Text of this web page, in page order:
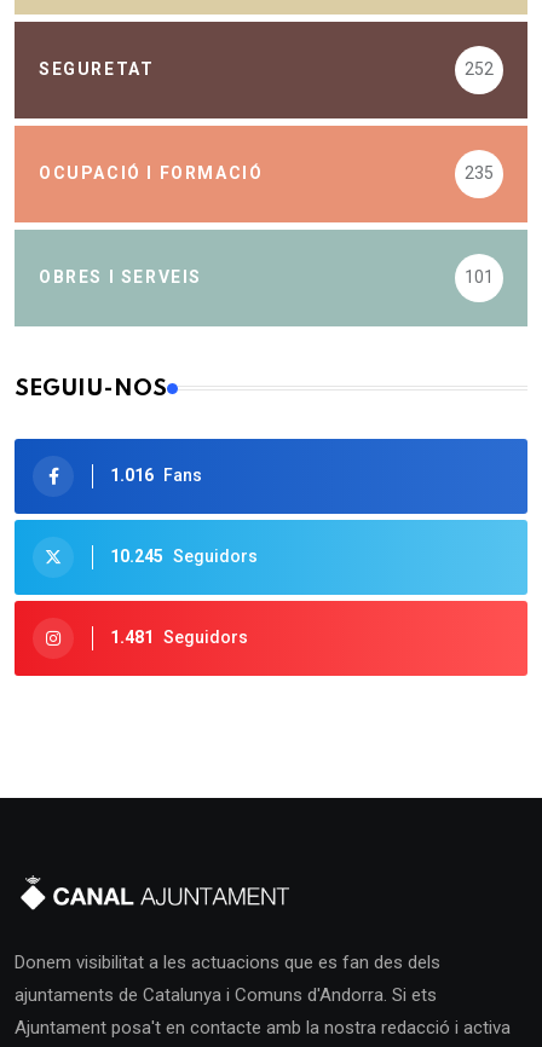
SEGURETAT 252
OCUPACIÓ I FORMACIÓ 235
OBRES I SERVEIS 101
SEGUIU-NOS
1.016 Fans
10.245 Seguidors
1.481 Seguidors
Donem visibilitat a les actuacions que es fan des dels
ajuntaments de Catalunya i Comuns d'Andorra. Si ets
Ajuntament posa't en contacte amb la nostra redacció i activa